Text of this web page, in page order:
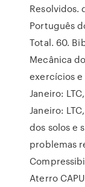
Resolvidos.
Português
Total. 60.
Mecânica
exercícios e
Janeiro:
Janeiro:
dos solos e
problemas
Aterro